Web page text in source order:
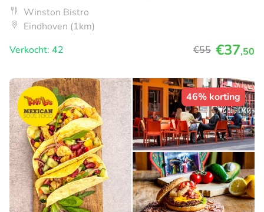
Winston Bistro
Eindhoven (1km)
Verkocht: 42
€55 €37,50
46% korting